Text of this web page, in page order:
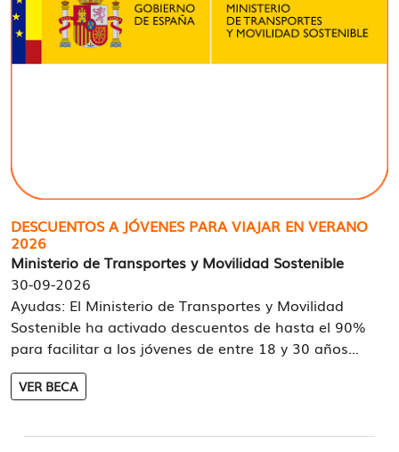
DESCUENTOS A JÓVENES PARA VIAJAR EN VERANO
2026
Ministerio de Transportes y Movilidad Sostenible
30-09-2026
Ayudas: El Ministerio de Transportes y Movilidad
Sostenible ha activado descuentos de hasta el 90%
para facilitar a los jóvenes de entre 18 y 30 años...
VER BECA